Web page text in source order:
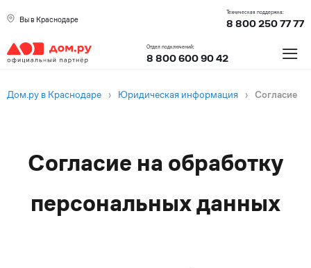
Вы в Краснодаре
Техническая поддержка:
8 800 250 77 77
Отдел подключений:
8 800 600 90 42 ≡
Дом.ру в Краснодаре › Юридическая информация › Согласие
Согласие на обработку
персональных данных
согласия